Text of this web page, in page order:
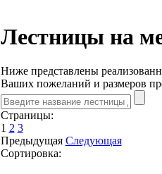
Лестницы на
Ниже представлены
Ваших пожеланий и размеров
Страницы:
1 2 3
Предыдущая Следующая
Сортировка: